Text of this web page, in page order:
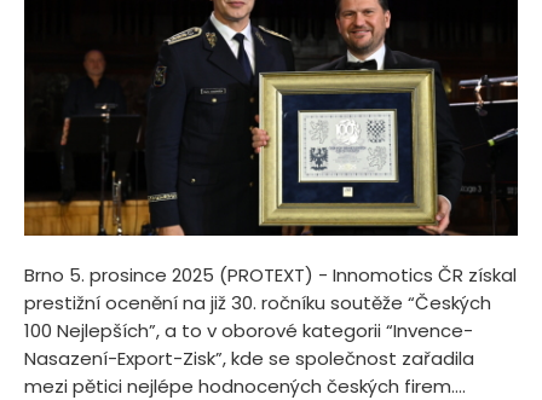
Brno 5. prosince 2025 (PROTEXT) - Innomotics ČR získal
prestižní ocenění na již 30. ročníku soutěže “Českých
100 Nejlepších”, a to v oborové kategorii “Invence-
Nasazení-Export-Zisk”, kde se společnost zařadila
mezi pětici nejlépe hodnocených českých firem....